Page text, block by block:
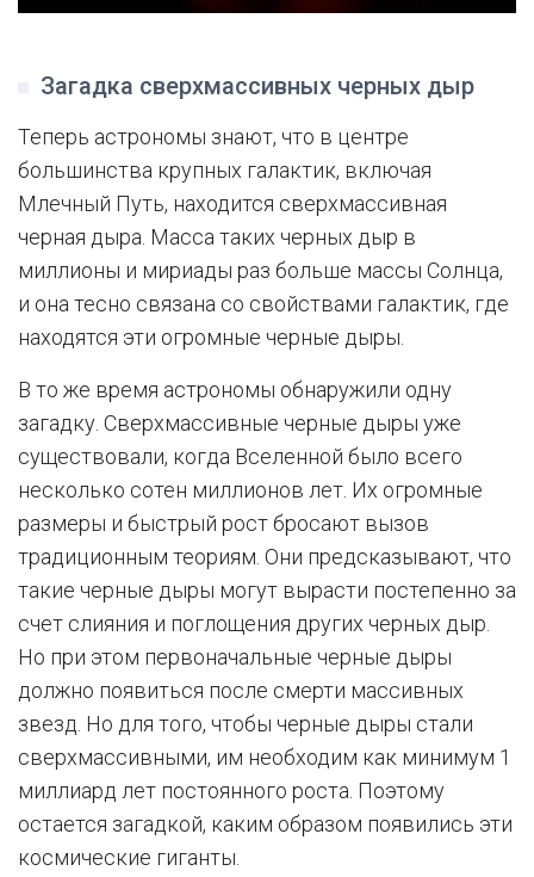
Загадка сверхмассивных черных дыр
Теперь астрономы знают, что в центре
большинства крупных галактик, включая
Млечный Путь, находится сверхмассивная
черная дыра. Масса таких черных дыр в
миллионы и мириады раз больше массы Солнца,
и она тесно связана со свойствами галактик, где
находятся эти огромные черные дыры.
В то же время астрономы обнаружили одну
загадку. Сверхмассивные черные дыры уже
существовали, когда Вселенной было всего
несколько сотен миллионов лет. Их огромные
размеры и быстрый рост бросают вызов
традиционным теориям. Они предсказывают, что
такие черные дыры могут вырасти постепенно за
счет слияния и поглощения других черных дыр.
Но при этом первоначальные черные дыры
должно появиться после смерти массивных
звезд. Но для того, чтобы черные дыры стали
сверхмассивными, им необходим как минимум 1
миллиард лет постоянного роста. Поэтому
остается загадкой, каким образом появились эти
космические гиганты.